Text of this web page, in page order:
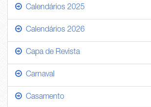
Calendários 2025
Calendários 2026
Capa de Revista
Carnaval
Casamento